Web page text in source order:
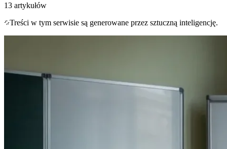
13 artykułów
Treści w tym serwisie są generowane przez sztuczną inteligencję.